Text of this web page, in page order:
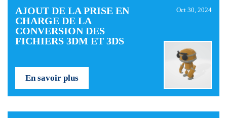
AJOUT DE LA PRISE EN
CHARGE DE LA
CONVERSION DES
FICHIERS 3DM ET 3DS
Oct 30, 2024
En savoir plus